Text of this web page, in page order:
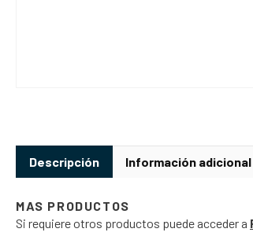
Descripción Información adicional
MAS PRODUCTOS
Si requiere otros productos puede acceder a